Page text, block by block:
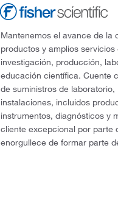
Mantenemos el avance de la
productos y amplios
investigación, producción,
educación científica. Cuente
de suministros de
instalaciones, incluidos
instrumentos, diagnósticos y
cliente excepcional por parte
enorgullece de formar parte